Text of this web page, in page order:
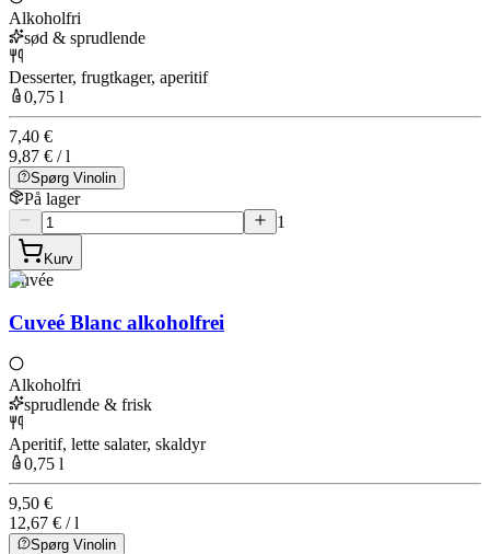
Alkoholfri
sød & sprudlende
Desserter, frugtkager, aperitif
0,75 l
7,40 €
9,87 € / l
Spørg Vinolin
På lager
1
Kurv
Cuvée
Cuveé Blanc alkoholfrei
Alkoholfri
sprudlende & frisk
Aperitif, lette salater, skaldyr
0,75 l
9,50 €
12,67 € / l
Spørg Vinolin